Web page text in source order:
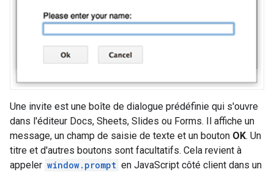
Une invite est une boîte de dialogue prédéfinie qui s'ouvre
dans l'éditeur Docs, Sheets, Slides ou Forms. Il affiche un
message, un champ de saisie de texte et un bouton OK. Un
titre et d'autres boutons sont facultatifs. Cela revient à
appeler window.prompt en JavaScript côté client dans un